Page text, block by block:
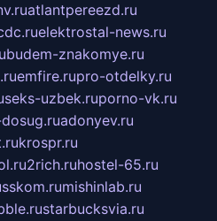
atlantpereezd.ru
elektrostal-news.ru
budem-znakomye.ru
emfire.rupro-otdelky.ru
seks-uzbek.ruporno-vk.ru
adonyev.ru
krospr.ru
2rich.ruhostel-65.ru
mishinlab.ru
starbucksvia.ru